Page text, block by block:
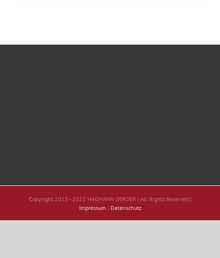
Copyright 2013 - 2022 HAGMANN OERDER | All Rights Reserved |
Impressum | Datenschutz